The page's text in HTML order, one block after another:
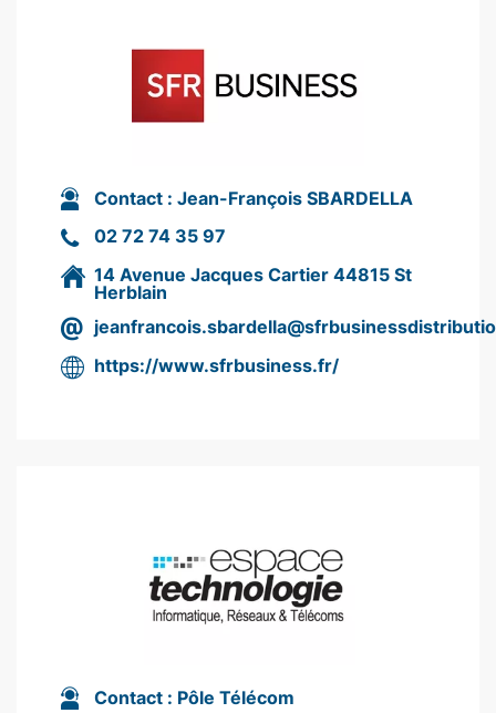
Contact : Jean-François SBARDELLA
02 72 74 35 97
14 Avenue Jacques Cartier 44815 St
Herblain
https://www.sfrbusiness.fr/
Contact : Pôle Télécom